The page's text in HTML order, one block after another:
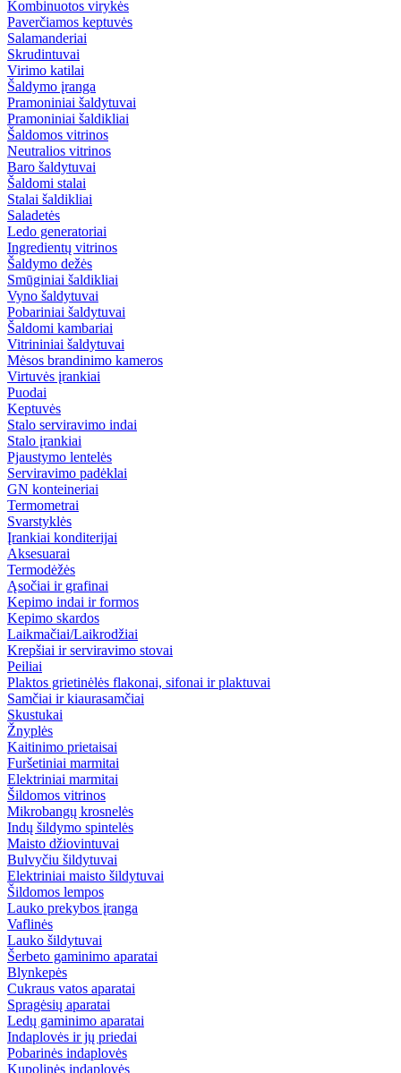
Kombinuotos virykės
Paverčiamos keptuvės
Salamanderiai
Skrudintuvai
Virimo katilai
Šaldymo įranga
Pramoniniai šaldytuvai
Pramoniniai šaldikliai
Šaldomos vitrinos
Neutralios vitrinos
Baro šaldytuvai
Šaldomi stalai
Stalai šaldikliai
Saladetės
Ledo generatoriai
Ingredientų vitrinos
Šaldymo dežės
Smūginiai šaldikliai
Vyno šaldytuvai
Pobariniai šaldytuvai
Šaldomi kambariai
Vitrininiai šaldytuvai
Mėsos brandinimo kameros
Virtuvės įrankiai
Puodai
Keptuvės
Stalo serviravimo indai
Stalo įrankiai
Pjaustymo lentelės
Serviravimo padėklai
GN konteineriai
Termometrai
Svarstyklės
Įrankiai konditerijai
Aksesuarai
Termodėžės
Ąsočiai ir grafinai
Kepimo indai ir formos
Kepimo skardos
Laikmačiai/Laikrodžiai
Krepšiai ir serviravimo stovai
Peiliai
Plaktos grietinėlės flakonai, sifonai ir plaktuvai
Samčiai ir kiaurasamčiai
Skustukai
Žnyplės
Kaitinimo prietaisai
Furšetiniai marmitai
Elektriniai marmitai
Šildomos vitrinos
Mikrobangų krosnelės
Indų šildymo spintelės
Maisto džiovintuvai
Bulvyčiu šildytuvai
Elektriniai maisto šildytuvai
Šildomos lempos
Lauko prekybos įranga
Vaflinės
Lauko šildytuvai
Šerbeto gaminimo aparatai
Blynkepės
Cukraus vatos aparatai
Spragėsių aparatai
Ledų gaminimo aparatai
Indaplovės ir jų priedai
Pobarinės indaplovės
Kupolinės indaplovės